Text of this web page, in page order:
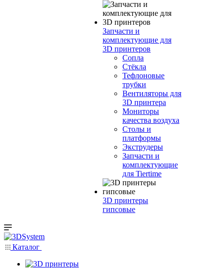
Запчасти и
комплектующие для
3D принтеров
Сопла
Cтёкла
Тефлоновые
трубки
Вентиляторы для
3D принтера
Мониторы
качества воздуха
Столы и
платформы
Экструдеры
Запчасти и
комплектующие
для Tiertime
3D принтеры
гипсовые
Каталог